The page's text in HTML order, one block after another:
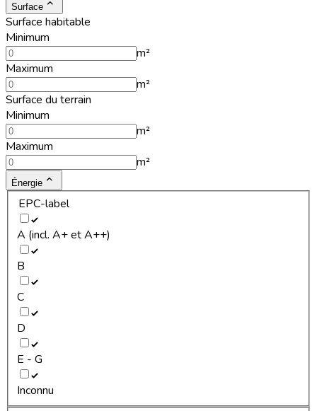
Surface
Surface habitable
Minimum
m²
Maximum
m²
Surface du terrain
Minimum
m²
Maximum
m²
Énergie
EPC-label
A (incl. A+ et A++)
B
C
D
E - G
Inconnu